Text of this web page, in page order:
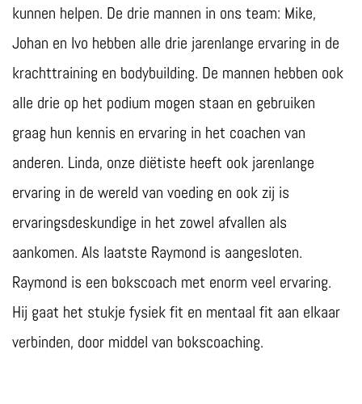
kunnen helpen. De drie mannen in ons team: Mike,
Johan en Ivo hebben alle drie jarenlange ervaring in de
krachttraining en bodybuilding. De mannen hebben ook
alle drie op het podium mogen staan en gebruiken
graag hun kennis en ervaring in het coachen van
anderen. Linda, onze diëtiste heeft ook jarenlange
ervaring in de wereld van voeding en ook zij is
ervaringsdeskundige in het zowel afvallen als
aankomen. Als laatste Raymond is aangesloten.
Raymond is een bokscoach met enorm veel ervaring.
Hij gaat het stukje fysiek fit en mentaal fit aan elkaar
verbinden, door middel van bokscoaching.